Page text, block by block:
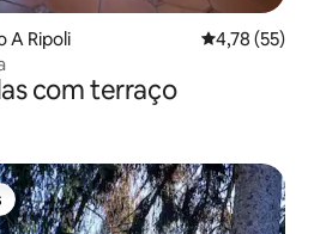
A Ripoli 4,78 de uma
4,78 (55)
com terraço